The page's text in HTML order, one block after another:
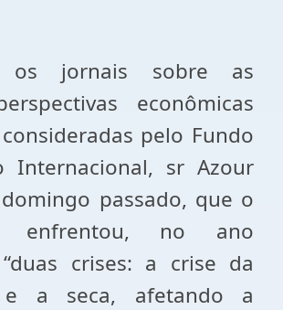
os jornais sobre as
econômicas
pelo Fundo
Internacional, sr Azour
passado, que o
enfrentou, no ano
crises: a crise da
e a seca, afetando a